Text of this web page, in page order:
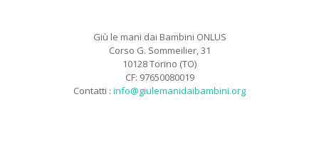
Giù le mani dai Bambini ONLUS
Corso G. Sommeilier, 31
10128 Torino (TO)
CF: 97650080019
Contatti : info@giulemanidaibambini.org